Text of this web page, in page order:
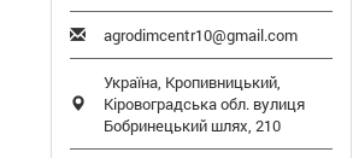
agrodimcentr10@gmail.com
Україна, Кропивницький,
Кіровоградська обл. вулиця
Бобринецький шлях, 210